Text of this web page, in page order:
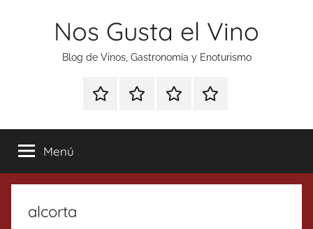
Nos Gusta el Vino
Blog de Vinos, Gastronomía y Enoturismo
Especial
Tonics
Enoturismo
Gastronomía
RankingContacto
Menú
alcorta